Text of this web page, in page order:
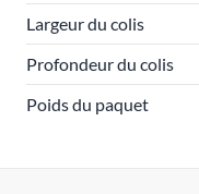
Largeur du colis
Profondeur du colis
Poids du paquet